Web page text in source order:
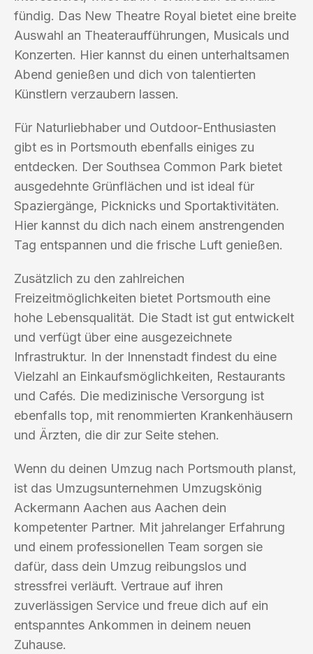
fündig. Das New Theatre Royal bietet eine breite
Auswahl an Theateraufführungen, Musicals und
Konzerten. Hier kannst du einen unterhaltsamen
Abend genießen und dich von talentierten
Künstlern verzaubern lassen.
Für Naturliebhaber und Outdoor-Enthusiasten
gibt es in Portsmouth ebenfalls einiges zu
entdecken. Der Southsea Common Park bietet
ausgedehnte Grünflächen und ist ideal für
Spaziergänge, Picknicks und Sportaktivitäten.
Hier kannst du dich nach einem anstrengenden
Tag entspannen und die frische Luft genießen.
Zusätzlich zu den zahlreichen
Freizeitmöglichkeiten bietet Portsmouth eine
hohe Lebensqualität. Die Stadt ist gut entwickelt
und verfügt über eine ausgezeichnete
Infrastruktur. In der Innenstadt findest du eine
Vielzahl an Einkaufsmöglichkeiten, Restaurants
und Cafés. Die medizinische Versorgung ist
ebenfalls top, mit renommierten Krankenhäusern
und Ärzten, die dir zur Seite stehen.
Wenn du deinen Umzug nach Portsmouth planst,
ist das Umzugsunternehmen Umzugskönig
Ackermann Aachen aus Aachen dein
kompetenter Partner. Mit jahrelanger Erfahrung
und einem professionellen Team sorgen sie
dafür, dass dein Umzug reibungslos und
stressfrei verläuft. Vertraue auf ihren
zuverlässigen Service und freue dich auf ein
entspanntes Ankommen in deinem neuen
Zuhause.